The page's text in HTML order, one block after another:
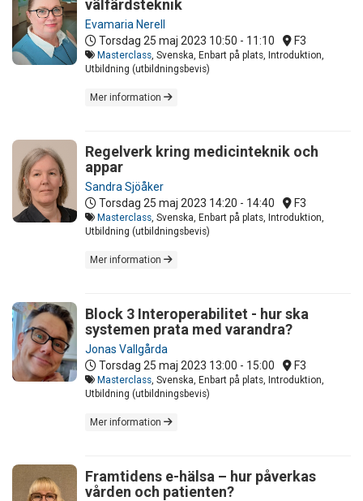
välfärdsteknik
Evamaria Nerell
Torsdag 25 maj 2023 10:50 - 11:10 F3
Masterclass, Svenska, Enbart på plats, Introduktion,
Utbildning (utbildningsbevis)
Mer information
Regelverk kring medicinteknik och
appar
Sandra Sjöåker
Torsdag 25 maj 2023 14:20 - 14:40 F3
Masterclass, Svenska, Enbart på plats, Introduktion,
Utbildning (utbildningsbevis)
Mer information
Block 3 Interoperabilitet - hur ska
systemen prata med varandra?
Jonas Vallgårda
Torsdag 25 maj 2023 13:00 - 15:00 F3
Masterclass, Svenska, Enbart på plats, Introduktion,
Utbildning (utbildningsbevis)
Mer information
Framtidens e-hälsa – hur påverkas
vården och patienten?